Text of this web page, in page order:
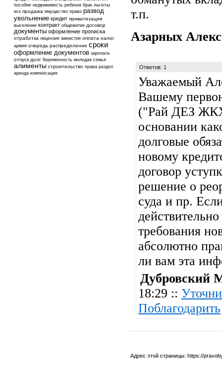
пособие недвижимость ребенок брак льготы
иск продажа имущество право развод
увольнение кредит приватизация
выселение контракт общежитие договор
документы оформление прописка
отработка лицензия амнистия оплата налог
армия очередь распределение сроки
оформление документов зарплата
отпуск долг беременность молодая семья
алименты строительство права раздел
аренда компенсация
т.п.
Азарных
Ответов: 1
Уважаемый
Вашему
("Рай ДЕЗ
основании
долговые
новому
договор
решение о
суда и пр.
требования
абсолютно
ли вам эта
Дубровский
18:29 ::
Поблагодарить
Адрес этой страницы: https://